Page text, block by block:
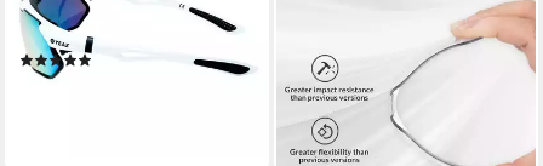
weiß/schwarz/rot, Sport-
Sonnenbrille
weiß/schwarz/rot
89,95 €
Herren, UV400 Schutz für
44,49 €
55,99 €
-21%
lieferbar - in 4-5 Werktagen bei dir